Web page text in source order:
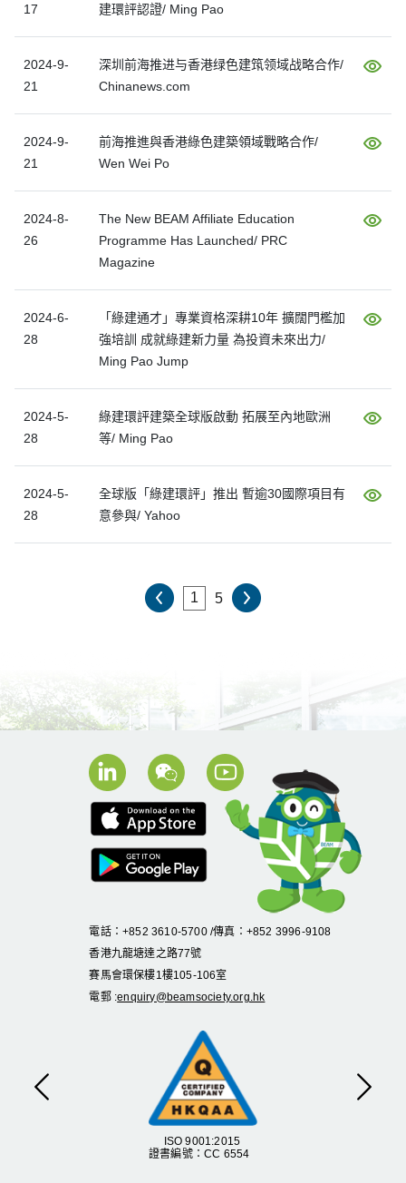
17
建環評認證/ Ming Pao
2024-9-
21
深圳前海推进与香港绿色建筑领域战略合作/
Chinanews.com
2024-9-
21
前海推進與香港綠色建築領域戰略合作/
Wen Wei Po
2024-8-
26
The New BEAM Affiliate Education
Programme Has Launched/ PRC
Magazine
2024-6-
28
「綠建通才」專業資格深耕10年 擴闊門檻加
強培訓 成就綠建新力量 為投資未來出力/
Ming Pao Jump
2024-5-
28
綠建環評建築全球版啟動 拓展至內地歐洲
等/ Ming Pao
2024-5-
28
全球版「綠建環評」推出 暫逾30國際項目有
意參與/ Yahoo
5
ISO 9001:2015
證書編號：CC 6554
上一頁 下一頁
電話：+852 3610-5700 /傳真：+852 3996-9108
香港九龍塘達之路77號
賽馬會環保樓1 樓105-106室
電郵 :enquiry@beamsociety.org.hk